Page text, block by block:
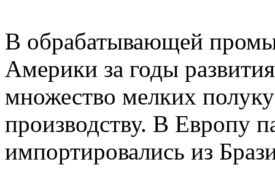
В обрабатывающей
Америки за годы
множество мелких
производству. В Европу
импортировались из